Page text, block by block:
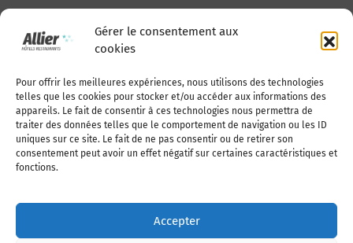
Gérer le consentement aux
cookies
Pour offrir les meilleures expériences, nous utilisons des technologies
telles que les cookies pour stocker et/ou accéder aux informations des
appareils. Le fait de consentir à ces technologies nous permettra de
traiter des données telles que le comportement de navigation ou les ID
uniques sur ce site. Le fait de ne pas consentir ou de retirer son
consentement peut avoir un effet négatif sur certaines caractéristiques et
fonctions.
Accepter
Qui sommes-nous Publiez votre annonce
Adhérer à l’association Nous contacter